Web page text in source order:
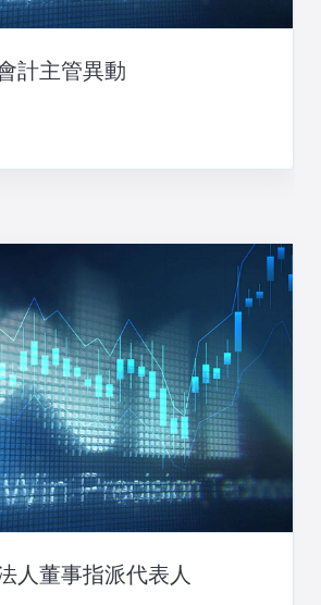
計主管異動
人董事指派代表人